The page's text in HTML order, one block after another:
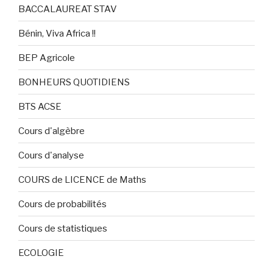
BACCALAUREAT STAV
Bénin, Viva Africa !!
BEP Agricole
BONHEURS QUOTIDIENS
BTS ACSE
Cours d'algèbre
Cours d'analyse
COURS de LICENCE de Maths
Cours de probabilités
Cours de statistiques
ECOLOGIE